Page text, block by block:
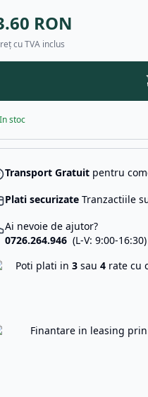
RON
cu TVA inclus
In stoc
Transport Gratuit pentru
Plati securizate Tranzactiile
Ai nevoie de ajutor?
0726.264.946 (L-V: 9:00-16:30)
Poti plati in 3 sau 4 rate cu
Finantare in leasing